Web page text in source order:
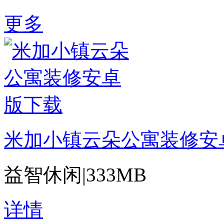
更多
米加小镇云朵公寓装修
益智休闲|333MB
详情